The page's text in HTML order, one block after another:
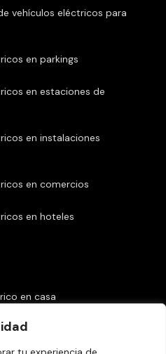
vehículos eléctricos para
en parkings
en estaciones de
en instalaciones
en comercios
en hoteles
en casa
en comunidades